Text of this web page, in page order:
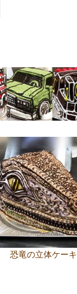
恐竜の立体ケーキ